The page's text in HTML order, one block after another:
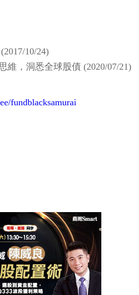
10/24)
維，洞悉全球股債 (2020/07/21)
fundblacksamurai